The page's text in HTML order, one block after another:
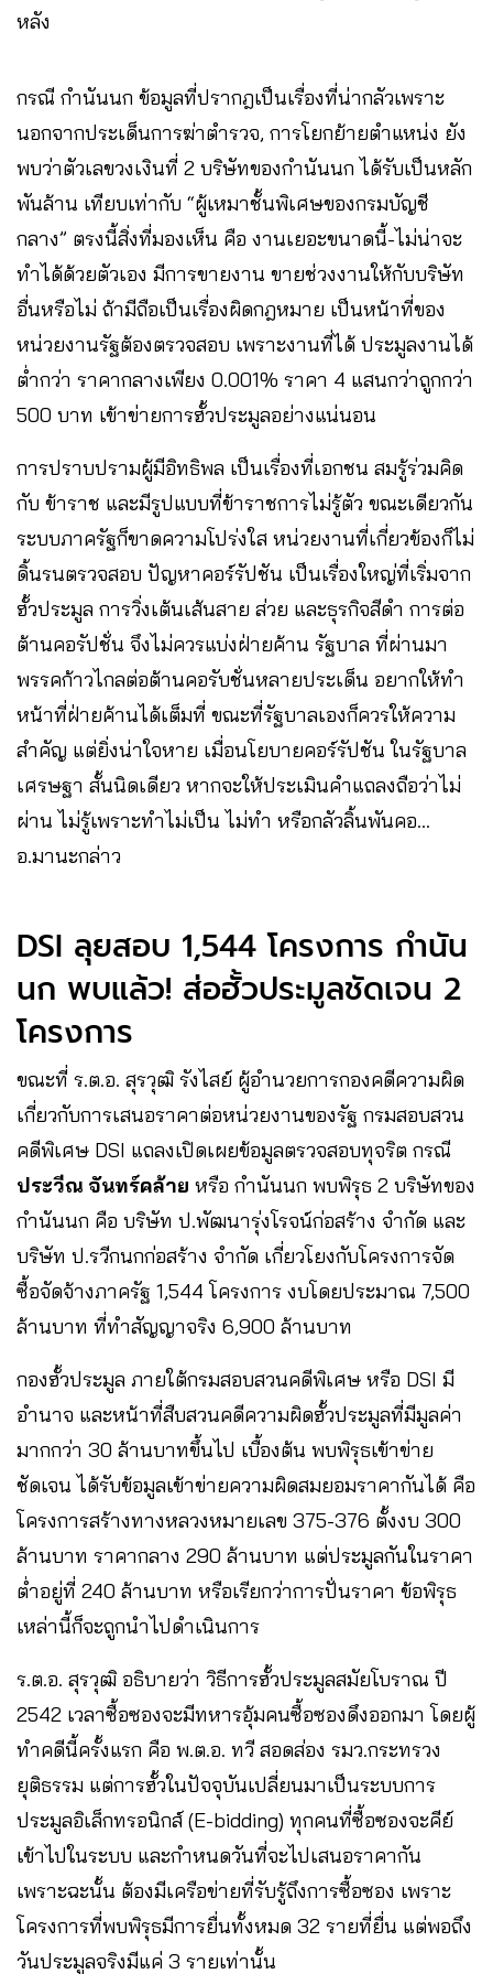
หลัง
กรณี กำนันนก ข้อมูลที่ปรากฎเป็นเรื่องที่น่ากลัวเพราะ
นอกจากประเด็นการฆ่าตำรวจ, การโยกย้ายตำแหน่ง ยัง
พบว่าตัวเลขวงเงินที่ 2 บริษัทของกำนันนก ได้รับเป็นหลัก
พันล้าน เทียบเท่ากับ “ผู้เหมาชั้นพิเศษของกรมบัญชี
กลาง” ตรงนี้สิ่งที่มองเห็น คือ งานเยอะขนาดนี้-ไม่น่าจะ
ทำได้ด้วยตัวเอง มีการขายงาน ขายช่วงงานให้กับบริษัท
อื่นหรือไม่ ถ้ามีถือเป็นเรื่องผิดกฎหมาย เป็นหน้าที่ของ
หน่วยงานรัฐต้องตรวจสอบ เพราะงานที่ได้ ประมูลงานได้
ต่ำกว่า ราคากลางเพียง 0.001% ราคา 4 แสนกว่าถูกกว่า
500 บาท เข้าข่ายการฮั้วประมูลอย่างแน่นอน
การปราบปรามผู้มีอิทธิพล เป็นเรื่องที่เอกชน สมรู้ร่วมคิด
กับ ข้าราช และมีรูปแบบที่ข้าราชการไม่รู้ตัว ขณะเดียวกัน
ระบบภาครัฐก็ขาดความโปร่งใส หน่วยงานที่เกี่ยวข้องก็ไม่
ดิ้นรนตรวจสอบ ปัญหาคอร์รัปชัน เป็นเรื่องใหญ่ที่เริ่มจาก
ฮั้วประมูล การวิ่งเต้นเส้นสาย ส่วย และธุรกิจสีดำ การต่อ
ต้านคอรัปชั่น จึงไม่ควรแบ่งฝ่ายค้าน รัฐบาล ที่ผ่านมา
พรรคก้าวไกลต่อต้านคอรับชั่นหลายประเด็น อยากให้ทำ
หน้าที่ฝ่ายค้านได้เต็มที่ ขณะที่รัฐบาลเองก็ควรให้ความ
สำคัญ แต่ยิ่งน่าใจหาย เมื่อนโยบายคอร์รัปชัน ในรัฐบาล
เศรษฐา สั้นนิดเดียว หากจะให้ประเมินคำแถลงถือว่าไม่
ผ่าน ไม่รู้เพราะทำไม่เป็น ไม่ทำ หรือกลัวลิ้นพันคอ…
อ.มานะกล่าว
DSI ลุยสอบ 1,544 โครงการ กำนัน
นก พบแล้ว! ส่อฮั้วประมูลชัดเจน 2
โครงการ
ขณะที่ ร.ต.อ. สุรวุฒิ รังไสย์ ผู้อำนวยการกองคดีความผิด
เกี่ยวกับการเสนอราคาต่อหน่วยงานของรัฐ กรมสอบสวน
คดีพิเศษ DSI แถลงเปิดเผยข้อมูลตรวจสอบทุจริต กรณี
ประวีณ จันทร์คล้าย หรือ กำนันนก พบพิรุธ 2 บริษัทของ
กำนันนก คือ บริษัท ป.พัฒนารุ่งโรจน์ก่อสร้าง จำกัด และ
บริษัท ป.รวีกนกก่อสร้าง จำกัด เกี่ยวโยงกับโครงการจัด
ซื้อจัดจ้างภาครัฐ 1,544 โครงการ งบโดยประมาณ 7,500
ล้านบาท ที่ทำสัญญาจริง 6,900 ล้านบาท
กองฮั้วประมูล ภายใต้กรมสอบสวนคดีพิเศษ หรือ DSI มี
อำนาจ และหน้าที่สืบสวนคดีความผิดฮั้วประมูลที่มีมูลค่า
มากกว่า 30 ล้านบาทขึ้นไป เบื้องต้น พบพิรุธเข้าข่าย
ชัดเจน ได้รับข้อมูลเข้าข่ายความผิดสมยอมราคากันได้ คือ
โครงการสร้างทางหลวงหมายเลข 375-376 ตั้งงบ 300
ล้านบาท ราคากลาง 290 ล้านบาท แต่ประมูลกันในราคา
ต่ำอยู่ที่ 240 ล้านบาท หรือเรียกว่าการปั่นราคา ข้อพิรุธ
เหล่านี้ก็จะถูกนำไปดำเนินการ
ร.ต.อ. สุรวุฒิ อธิบายว่า วิธีการฮั้วประมูลสมัยโบราณ ปี
2542 เวลาซื้อซองจะมีทหารอุ้มคนซื้อซองดึงออกมา โดยผู้
ทำคดีนี้ครั้งแรก คือ พ.ต.อ. ทวี สอดส่อง รมว.กระทรวง
ยุติธรรม แต่การฮั้วในปัจจุบันเปลี่ยนมาเป็นระบบการ
ประมูลอิเล็กทรอนิกส์ (E-bidding) ทุกคนที่ซื้อซองจะคีย์
เข้าไปในระบบ และกำหนดวันที่จะไปเสนอราคากัน
เพราะฉะนั้น ต้องมีเครือข่ายที่รับรู้ถึงการซื้อซอง เพราะ
โครงการที่พบพิรุธมีการยื่นทั้งหมด 32 รายที่ยื่น แต่พอถึง
วันประมูลจริงมีแค่ 3 รายเท่านั้น